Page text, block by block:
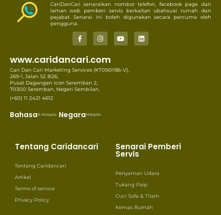
CariDanCari senaraikan nombor telefon, facebook page dan
laman web pemberi servis berkaitan ubahsuai rumah dan
pejabat. Senarai ini boleh digunakan secara percuma oleh
pengguna.
www.caridancari.com
Cari Dan Cari Marketing Services (KT0561186-V),
269-1, Jalan S2 B26,
Pusat Dagangan Icon Seremban 2,
70300 Seremban, Negeri Sembilan.
(+60) 11 2421 4612
BahasaB. Malaysia NegaraMalaysia
Tentang Caridancari
Tentang Caridancari
Artikel
Terms of service
Privacy Policy
Senarai Pemberi
Servis
Penyaman Udara
Tukang Paip
Cuci Sofa & Tilam
Kemas Rumah